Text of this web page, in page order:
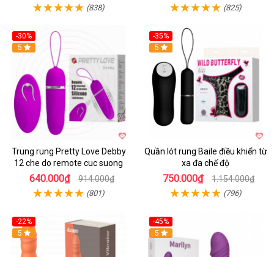
(838) (825)
-30%
Hot
5
Trung rung Pretty Love Debby
12 che do remote cuc suong
640.000₫ 914.000₫
(801)
-35%
Hot
5
Quần lót rung Baile điều khiển từ
xa đa chế độ
750.000₫ 1.154.000₫
(796)
-22%
Hot
5
-45%
Hot
5